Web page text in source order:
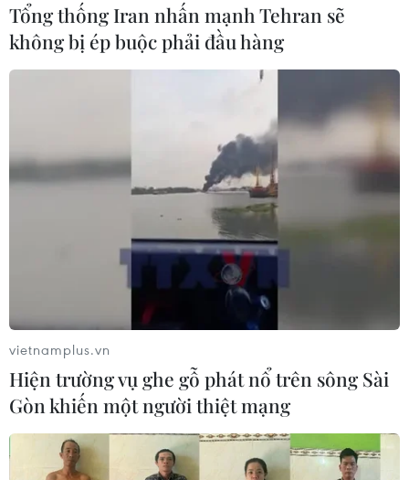
Tổng thống Iran nhấn mạnh Tehran sẽ
không bị ép buộc phải đầu hàng
vietnamplus.vn
Hiện trường vụ ghe gỗ phát nổ trên sông Sài
Gòn khiến một người thiệt mạng